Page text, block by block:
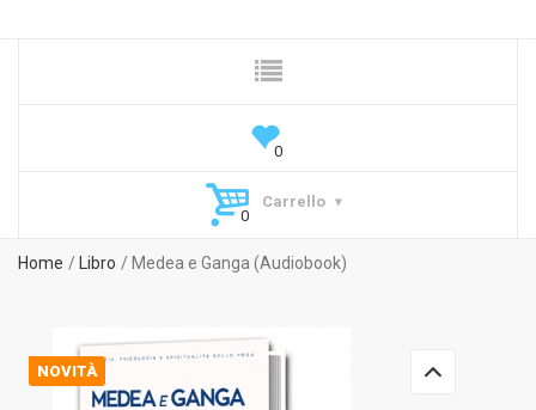
Carrello
Home Libro Medea e Ganga (Audiobook)
NOVITÀ